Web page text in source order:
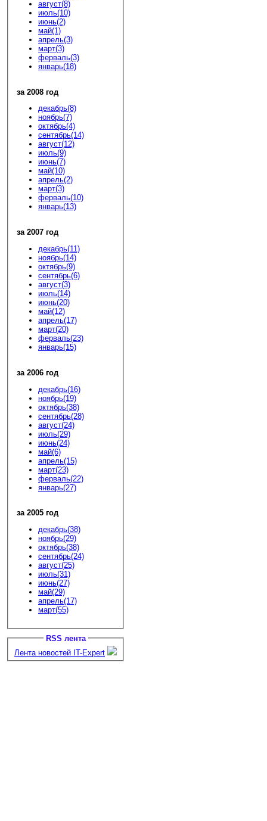
август(8)
июль(10)
июнь(2)
май(1)
апрель(3)
март(3)
ферваль(3)
январь(18)
за 2008 год
декабрь(8)
ноябрь(7)
октябрь(4)
сентябрь(14)
август(12)
июль(9)
июнь(7)
май(10)
апрель(2)
март(3)
ферваль(10)
январь(13)
за 2007 год
декабрь(11)
ноябрь(14)
октябрь(9)
сентябрь(6)
август(3)
июль(14)
июнь(20)
май(12)
апрель(17)
март(20)
ферваль(23)
январь(15)
за 2006 год
декабрь(16)
ноябрь(19)
октябрь(38)
сентябрь(28)
август(24)
июль(29)
июнь(24)
май(6)
апрель(15)
март(23)
ферваль(22)
январь(27)
за 2005 год
декабрь(38)
ноябрь(29)
октябрь(38)
сентябрь(24)
август(25)
июль(31)
июнь(27)
май(29)
апрель(17)
март(55)
RSS лента
Лента новостей IT-Expert